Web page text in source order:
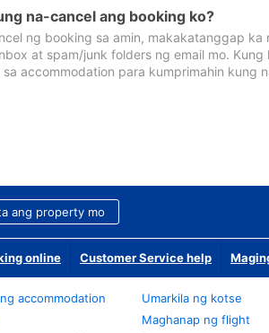
na-cancel ang booking ko?
ng booking sa amin, makakatanggap ka
at spam/junk folders ng email mo.
accommodation para kumprimahin kung
ang property mo
online Customer Service help
accommodation
Umarkila ng kotse
Maghanap ng flight